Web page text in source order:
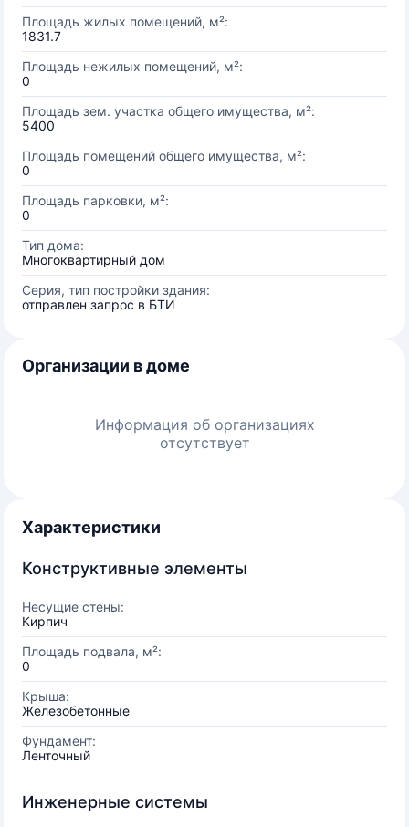
Площадь жилых помещений, м²:
1831.7
Площадь нежилых помещений, м²:
0
Площадь зем. участка общего имущества, м²:
5400
Площадь помещений общего имущества, м²:
0
Площадь парковки, м²:
0
Тип дома:
Многоквартирный дом
Серия, тип постройки здания:
отправлен запрос в БТИ
Организации в доме
Информация об организациях
отсутствует
Характеристики
Конструктивные элементы
Несущие стены:
Кирпич
Площадь подвала, м²:
0
Крыша:
Железобетонные
Фундамент:
Ленточный
Инженерные системы